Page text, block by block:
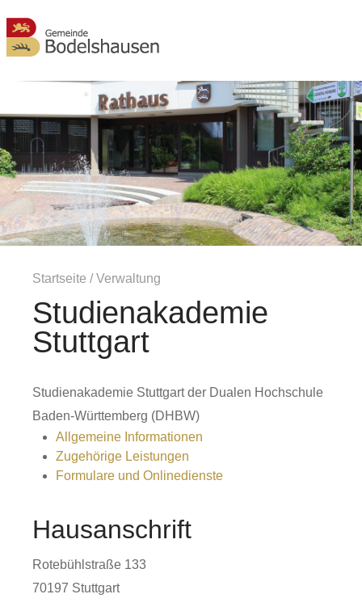
Startseite /Verwaltung
Studienakademie
Stuttgart
Studienakademie Stuttgart der Dualen Hochschule
Baden-Württemberg (DHBW)
Allgemeine Informationen
Zugehörige Leistungen
Formulare und Onlinedienste
Hausanschrift
Rotebühlstraße 133
70197 Stuttgart